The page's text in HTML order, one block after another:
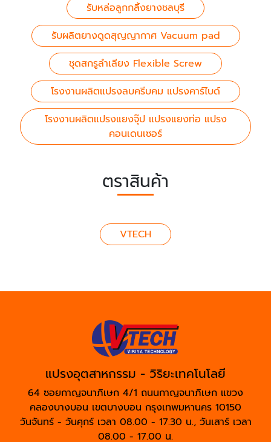
รับหล่อลูกกลิ้งยางชลบุรี
รับผลิตยางดูดสุญญากาศ Vacuum pad
ชุดสกรูลำเลียง Flexible Screw
โรงงานผลิตแปรงลบครีบคม แปรงคาร์ไบด์
โรงงานผลิตแปรงแยงจุ๊ป แปรงแยงท่อ แปรง
คอนเดนเซอร์
ตราสินค้า
VTECH
แปรงอุตสาหกรรม - วิริยะเทคโนโลยี
64 ซอยกาญจนาภิเษก 4/1 ถนนกาญจนาภิเษก แขวง
คลองบางบอน เขตบางบอน กรุงเทพมหานคร 10150
วันจันทร์ - วันศุกร์ เวลา 08.00 - 17.30 น., วันเสาร์ เวลา
08.00 - 17.00 น.